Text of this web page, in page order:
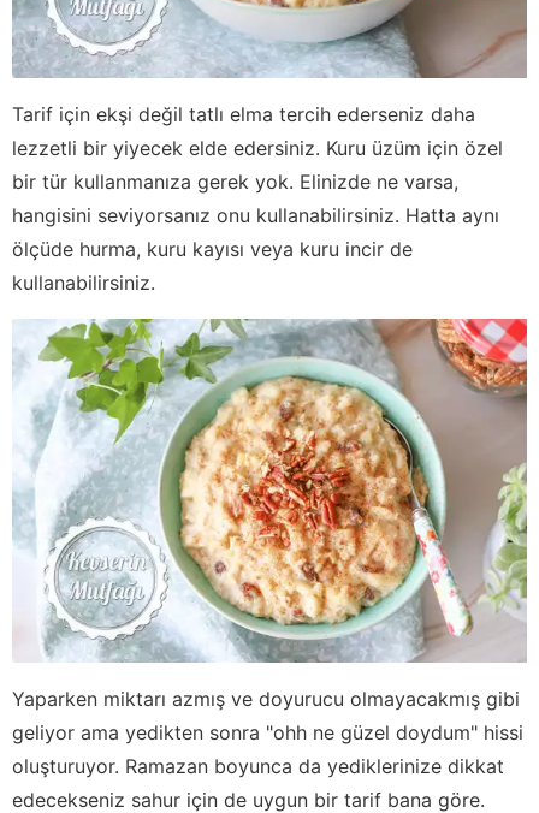
Tarif için ekşi değil tatlı elma tercih ederseniz daha
lezzetli bir yiyecek elde edersiniz. Kuru üzüm için özel
bir tür kullanmanıza gerek yok. Elinizde ne varsa,
hangisini seviyorsanız onu kullanabilirsiniz. Hatta aynı
ölçüde hurma, kuru kayısı veya kuru incir de
kullanabilirsiniz.
Yaparken miktarı azmış ve doyurucu olmayacakmış gibi
geliyor ama yedikten sonra "ohh ne güzel doydum" hissi
oluşturuyor. Ramazan boyunca da yediklerinize dikkat
edecekseniz sahur için de uygun bir tarif bana göre.